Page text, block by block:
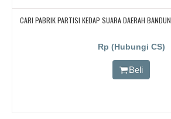
CARI PABRIK PARTISI KEDAP SUARA DAERAH
Rp (Hubungi CS)
Beli